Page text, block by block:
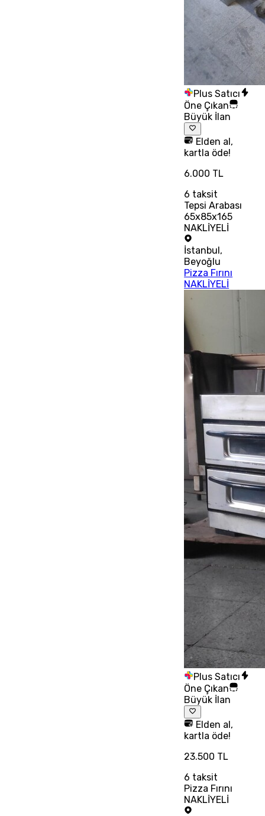
Plus Satıcı
Öne Çıkan
Büyük İlan
Elden al,
kartla öde!
6.000 TL
6 taksit
Tepsi Arabası
65x85x165
NAKLİYELİ
İstanbul,
Beyoğlu
Pizza Fırını
NAKLİYELİ
Plus Satıcı
Öne Çıkan
Büyük İlan
Elden al,
kartla öde!
23.500 TL
6 taksit
Pizza Fırını
NAKLİYELİ